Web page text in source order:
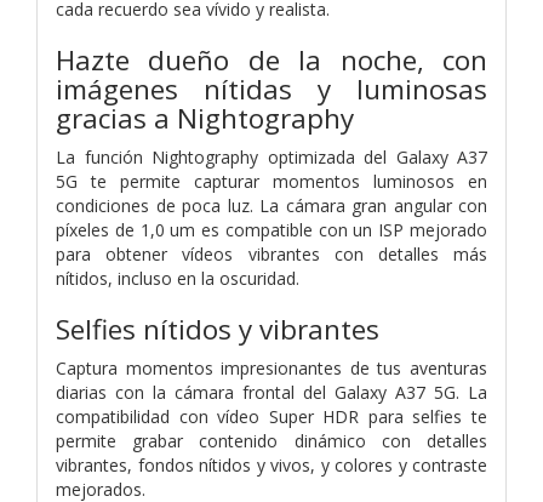
cada recuerdo sea vívido y realista.
Hazte dueño de la noche, con
imágenes nítidas y luminosas
gracias a Nightography
La función Nightography optimizada del Galaxy A37
5G te permite capturar momentos luminosos en
condiciones de poca luz. La cámara gran angular con
píxeles de 1,0 um es compatible con un ISP mejorado
para obtener vídeos vibrantes con detalles más
nítidos, incluso en la oscuridad.
Selfies nítidos y vibrantes
Captura momentos impresionantes de tus aventuras
diarias con la cámara frontal del Galaxy A37 5G. La
compatibilidad con vídeo Super HDR para selfies te
permite grabar contenido dinámico con detalles
vibrantes, fondos nítidos y vivos, y colores y contraste
mejorados.